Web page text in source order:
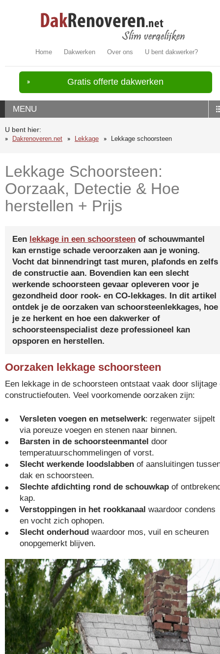
Home Dakwerken Over ons U bent dakwerker?
Gratis offerte dakwerken
MENU
U bent hier:
Dakrenoveren.net
Lekkage Lekkage schoorsteen
Lekkage Schoorsteen:
Oorzaak, Detectie & Hoe
herstellen + Prijs
Een lekkage in een schoorsteen of schouwmantel
kan ernstige schade veroorzaken aan je woning.
Vocht dat binnendringt tast muren, plafonds en zelfs
de constructie aan. Bovendien kan een slecht
werkende schoorsteen gevaar opleveren voor je
gezondheid door rook- en CO-lekkages. In dit artikel
ontdek je de oorzaken van schoorsteenlekkages, hoe
je ze herkent en hoe een dakwerker of
schoorsteenspecialist deze professioneel kan
opsporen en herstellen.
Oorzaken lekkage schoorsteen
Een lekkage in de schoorsteen ontstaat vaak door slijtage
constructiefouten. Veel voorkomende oorzaken zijn:
Versleten voegen en metselwerk: regenwater sijpelt
via poreuze voegen en stenen naar binnen.
Barsten in de schoorsteenmantel door
temperatuurschommelingen of vorst.
Slecht werkende loodslabben of aansluitingen
dak en schoorsteen.
Slechte afdichting rond de schouwkap of
kap.
Verstoppingen in het rookkanaal waardoor condens
en vocht zich ophopen.
Slecht onderhoud waardoor mos, vuil en scheuren
onopgemerkt blijven.